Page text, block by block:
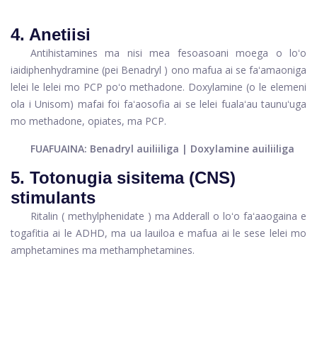
4. Anetiisi
Antihistamines ma nisi mea fesoasoani moega o loʻo
iaidiphenhydramine (pei Benadryl ) ono mafua ai se faʻamaoniga
lelei le lelei mo PCP poʻo methadone. Doxylamine (o le elemeni
ola i Unisom) mafai foi faʻaosofia ai se lelei fualaʻau taunuʻuga
mo methadone, opiates, ma PCP.
FUAFUAINA: Benadryl auiliiliga | Doxylamine auiliiliga
5. Totonugia sisitema (CNS)
stimulants
Ritalin ( methylphenidate ) ma Adderall o loʻo faʻaaogaina e
togafitia ai le ADHD, ma ua lauiloa e mafua ai le sese lelei mo
amphetamines ma methamphetamines.